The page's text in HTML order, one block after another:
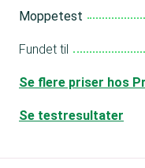
Moppetest
Fundet til
Se flere priser hos
Se testresultater